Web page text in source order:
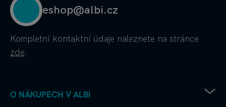
eshop@albi.cz
Kompletní kontaktní údaje naleznete na stránce
zde.
O NÁKUPECH V ALBI